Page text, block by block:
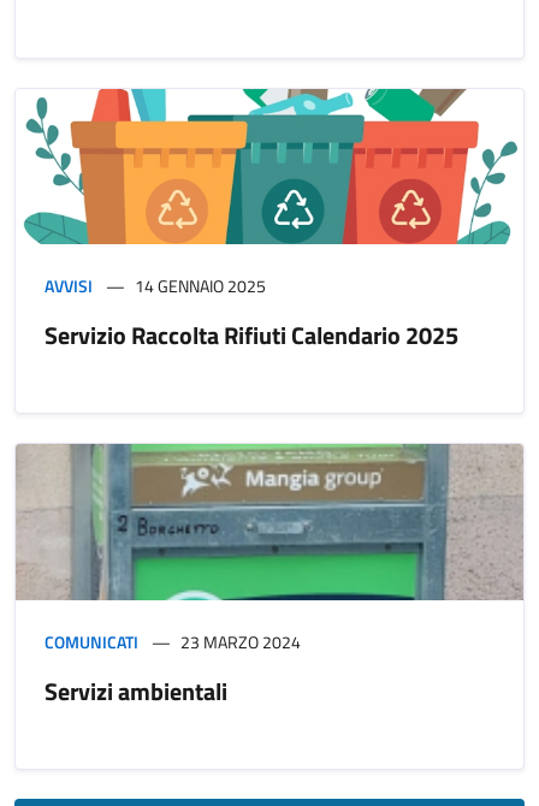
AVVISI 14 GENNAIO 2025
Servizio Raccolta Rifiuti Calendario 2025
COMUNICATI 23 MARZO 2024
Servizi ambientali